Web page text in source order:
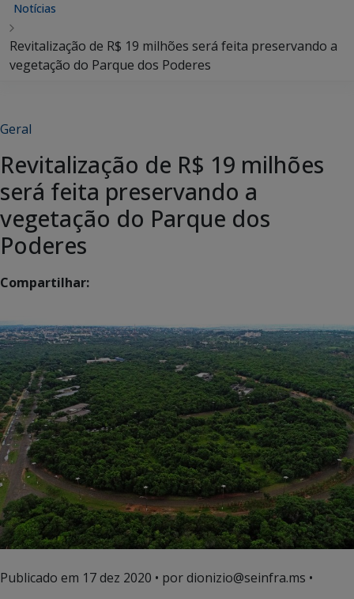
Notícias
Revitalização de R$ 19 milhões será feita preservando a
vegetação do Parque dos Poderes
Geral
Revitalização de R$ 19 milhões
será feita preservando a
vegetação do Parque dos
Poderes
Compartilhar:
Publicado em 17 dez 2020 • por dionizio@seinfra.ms •